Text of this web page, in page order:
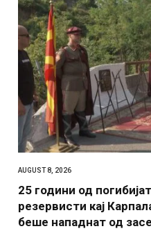
AUGUST 8, 2026
25 години од
резервисти кај
беше нападнат од